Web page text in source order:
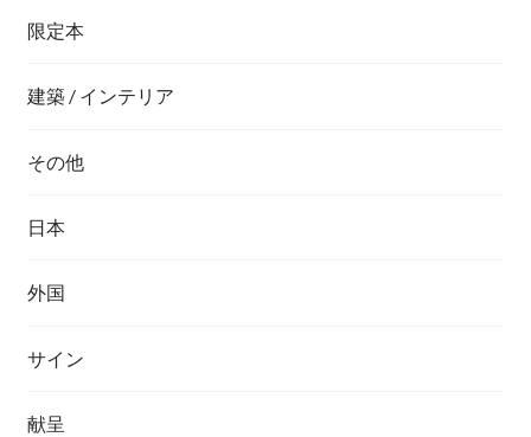
限定本
建築 / インテリア
その他
日本
外国
サイン
献呈